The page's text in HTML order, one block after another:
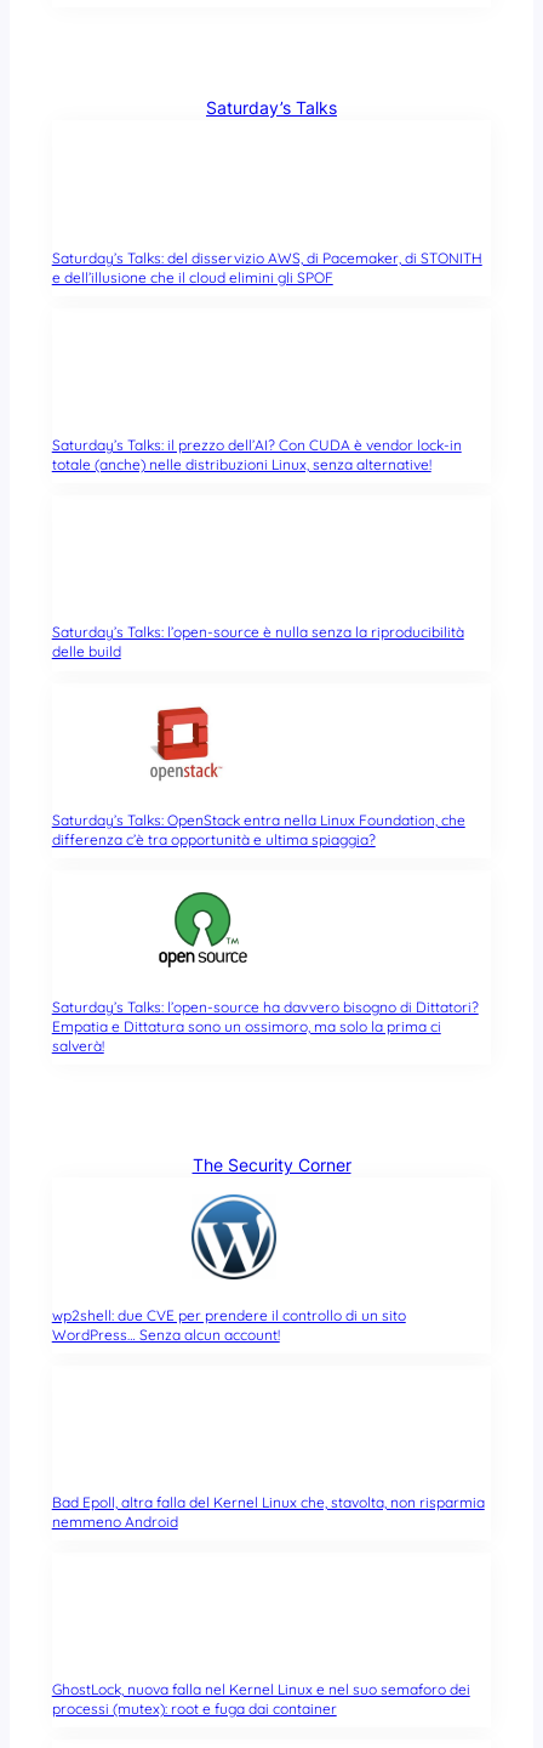
Saturday’s Talks
Saturday’s Talks: del disservizio AWS, di Pacemaker, di STONITH
e dell’illusione che il cloud elimini gli SPOF
Saturday’s Talks: il prezzo dell’AI? Con CUDA è vendor lock-in
totale (anche) nelle distribuzioni Linux, senza alternative!
Saturday’s Talks: l’open-source è nulla senza la riproducibilità
delle build
Saturday’s Talks: OpenStack entra nella Linux Foundation, che
differenza c’è tra opportunità e ultima spiaggia?
Saturday’s Talks: l’open-source ha davvero bisogno di Dittatori?
Empatia e Dittatura sono un ossimoro, ma solo la prima ci
salverà!
The Security Corner
wp2shell: due CVE per prendere il controllo di un sito
WordPress… Senza alcun account!
Bad Epoll, altra falla del Kernel Linux che, stavolta, non risparmia
nemmeno Android
GhostLock, nuova falla nel Kernel Linux e nel suo semaforo dei
processi (mutex): root e fuga dai container